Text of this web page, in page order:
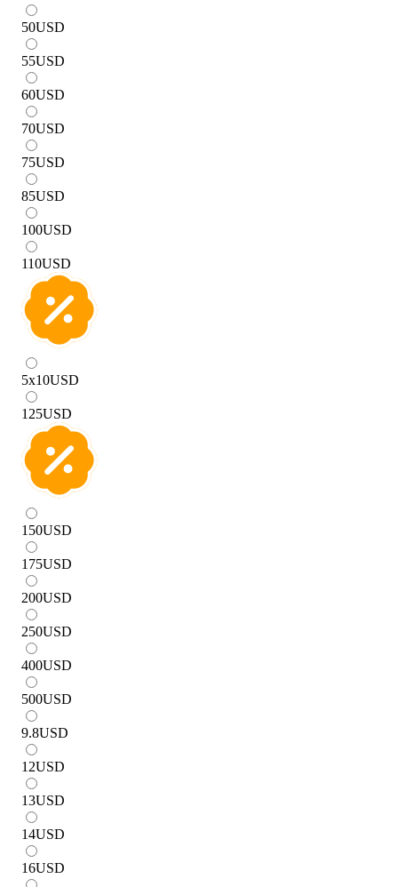
50USD
55USD
60USD
70USD
75USD
85USD
100USD
110USD
5x10USD
125USD
150USD
175USD
200USD
250USD
400USD
500USD
9.8USD
12USD
13USD
14USD
16USD